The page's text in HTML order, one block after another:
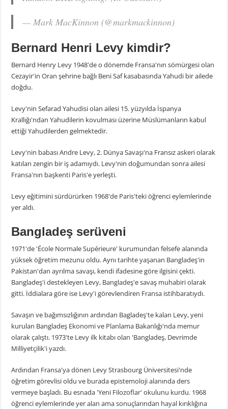
— Mark MacKinnon (@markmackinnon)
Bernard Henri Levy kimdir?
Bernard Henry Levy 1948'de o dönemde Fransa'nın sömürgesi olan
Cezayir'in Oran şehrine bağlı Beni Saf kasabasında Yahudi bir ailede
doğdu.
Levy'nin Sefarad Yahudisi olan ailesi 15. yüzyılda İspanya
Krallığı'ndan Yahudilerin kovulması üzerine Müslümanların kabul
ettiği Yahudilerden gelmektedir.
Levy'nin babası Andre Levy, 2. Dünya Savaşı'na Fransız askeri olarak
katılan zengin bir iş adamıydı. Levy'nin doğumundan sonra ailesi
Fransa'nın başkenti Paris'e yerleşti.
Levy eğitimini sürdürürken 1968'de Paris'teki öğrenci eylemlerinde
yer aldı.
Bangladeş serüveni
1971'de 'École Normale Supérieure' kurumundan felsefe alanında
yüksek öğretim mezunu oldu. Aynı tarihte yaşanan Bangladeş'in
Pakistan'dan ayrılma savaşı, kendi ifadesine göre ilgisini çekti.
Bangladeş'i destekleyen Levy, Bangladeş'e savaş muhabiri olarak
gitti. İddialara göre ise Levy'i görevlendiren Fransa istihbaratıydı.
Savaşın ve bağımsızlığının ardından Bagladeş'te kalan Levy, yeni
kurulan Bangladeş Ekonomi ve Planlama Bakanlığı'nda memur
olarak çalıştı. 1973'te Levy ilk kitabı olan 'Bangladeş, Devrimde
Milliyetçilik'i yazdı.
Ardından Fransa'ya dönen Levy Strasbourg Üniversitesi'nde
öğretim görevlisi oldu ve burada epistemoloji alanında ders
vermeye başladı. Bu esnada 'Yeni Filozoflar' okulunu kurdu. 1968
öğrenci eylemlerinde yer alan ama sonuçlarından hayal kırıklığına